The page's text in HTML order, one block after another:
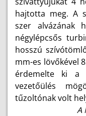
hajtotta meg. A
szer alvázának
négylépcsős
hosszú
mm-es lövőkével
érdemelte ki a
vezetőülés
tűzoltónak volt
A